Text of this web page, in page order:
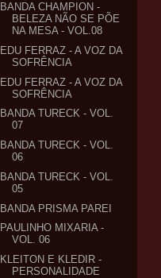
BANDA CHAMPION -
BELEZA NÃO SE PÕE
NA MESA - VOL.08
EDU FERRAZ - A VOZ DA
SOFRÊNCIA
EDU FERRAZ - A VOZ DA
SOFRÊNCIA
BANDA TURECK - VOL.
07
BANDA TURECK - VOL.
06
BANDA TURECK - VOL.
05
BANDA PRISMA PAREI
PAULINHO MIXARIA -
VOL. 06
KLEITON E KLEDIR -
PERSONALIDADE